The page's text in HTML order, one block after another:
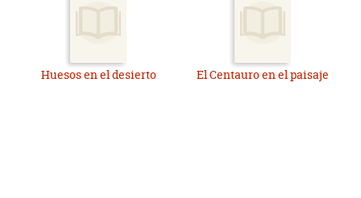
Huesos en el desierto El Centauro en el paisaje